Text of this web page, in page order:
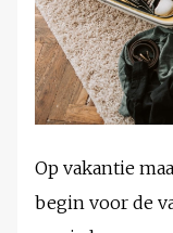
Op vakantie
begin voor de